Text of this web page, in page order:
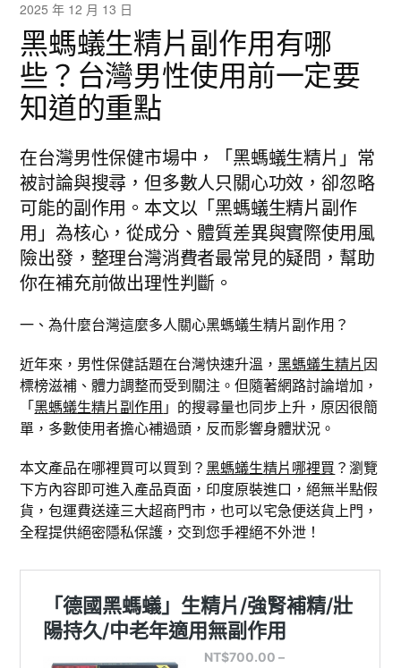
2025 年 12 月 13 日
黑螞蟻生精片副作用有哪
些？台灣男性使用前一定要
知道的重點
在台灣男性保健市場中，「黑螞蟻生精片」常
被討論與搜尋，但多數人只關心功效，卻忽略
可能的副作用。本文以「黑螞蟻生精片副作
用」為核心，從成分、體質差異與實際使用風
險出發，整理台灣消費者最常見的疑問，幫助
你在補充前做出理性判斷。
一、為什麼台灣這麼多人關心黑螞蟻生精片副作用？
近年來，男性保健話題在台灣快速升溫，黑螞蟻生精片因
標榜滋補、體力調整而受到關注。但隨著網路討論增加，
「黑螞蟻生精片副作用 」的搜尋量也同步上升，原因很簡
單，多數使用者擔心補過頭，反而影響身體狀況。
本文產品在哪裡買可以買到？黑螞蟻生精片哪裡買 ？瀏覽
下方內容即可進入產品頁面，印度原裝進口，絕無半點假
貨，包運費送達三大超商門市，也可以宅急便送貨上門，
全程提供絕密隱私保護，交到您手裡絕不外泄！